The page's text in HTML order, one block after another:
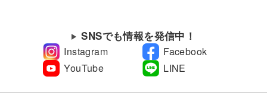
SNSでも情報を発信中！
Instagram
Facebook
YouTube
LINE